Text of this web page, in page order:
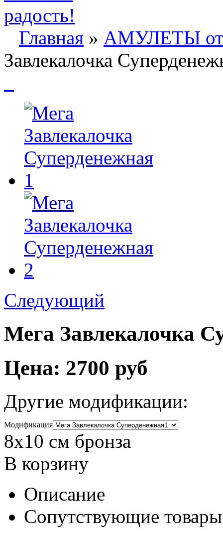
Главная » АМУЛЕТЫ
Завлекалочка
Следующий
Мега Завлекалочка
Цена: 2700 руб
Другие модификации:
Модификация
8х10 см бронза
В корзину
Описание
Сопутствующие товары